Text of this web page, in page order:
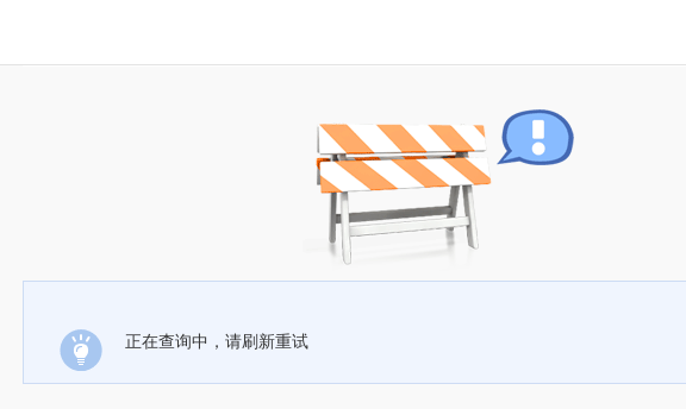
正在查询中，请刷新重试